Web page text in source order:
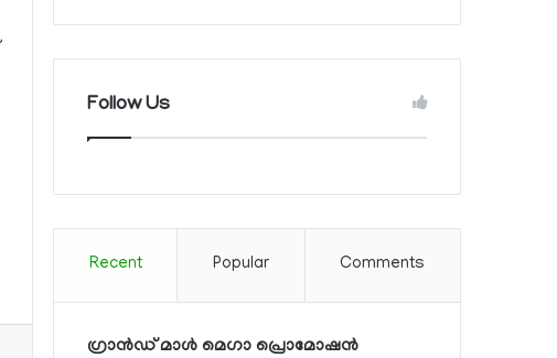
Follow Us
Recent Popular Comments
ഗ്രാന്‍ഡ് മാള്‍ മെഗാ പ്രൊമോഷന്‍